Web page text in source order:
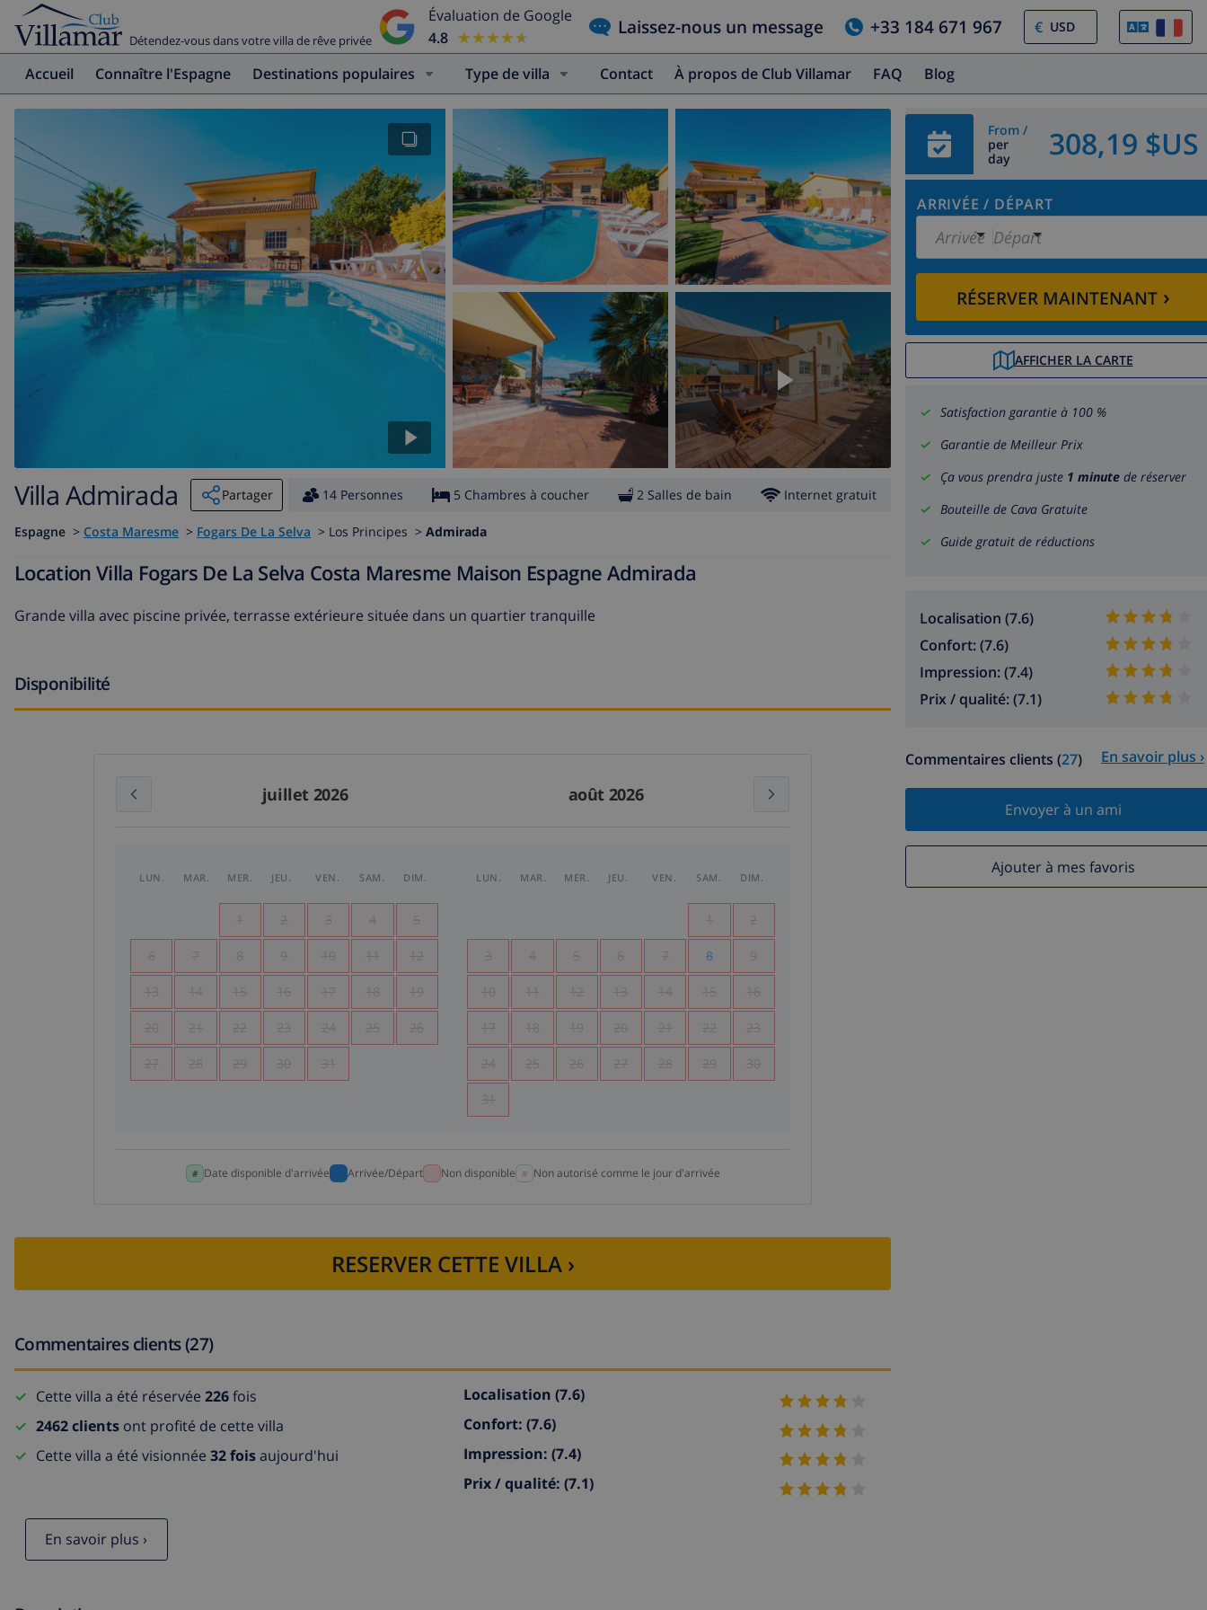
Détendez-vous dans votre villa de rêve privée
Évaluation de Google
4.8 ★★★★★
★★★★★ Laissez-nous un message +33 184 671 967 €
Accueil Connaître l'Espagne Destinations populaires Type de villa Contact À propos de Club Villamar FAQ Blog
From /
per
day
308,19 $US
ARRIVÉE / DÉPART
Arrivée Départ
RÉSERVER MAINTENANT›
AFFICHER LA CARTE
Satisfaction garantie à 100 %
Garantie de Meilleur Prix
Ça vous prendra juste 1 minute de réserver
Bouteille de Cava Gratuite
Guide gratuit de réductions
Localisation (7.6)
Confort: (7.6)
Impression: (7.4)
Prix / qualité: (7.1)
Commentaires clients (27) En savoir plus ›
Envoyer à un ami
Ajouter à mes favoris
Villa Admirada Partager 14 Personnes 5 Chambres à coucher 2 Salles de bain Internet gratuit
Espagne > Costa Maresme > Fogars De La Selva > Los Principes > Admirada
Location Villa Fogars De La Selva Costa Maresme Maison Espagne Admirada
Grande villa avec piscine privée, terrasse extérieure située dans un quartier tranquille
Disponibilité
juillet 2026 août 2026
LUN. MAR. MER. JEU. VEN. SAM. DIM.
1 2 3 4 5
6 7 8 9 10 11 12
13 14 15 16 17 18 19
20 21 22 23 24 25 26
27 28 29 30 31
LUN. MAR. MER. JEU. VEN. SAM. DIM.
1 2
3 4 5 6 7 8 9
10 11 12 13 14 15 16
17 18 19 20 21 22 23
24 25 26 27 28 29 30
31
Date disponible d'arrivée Arrivée/Départ Non disponible Non autorisé comme le jour d'arrivée
RESERVER CETTE VILLA ›
Commentaires clients (27)
Cette villa a été réservée 226fois
2462 clients ont profité de cette villa
Cette villa a été visionnée 32 foisaujourd'hui
Localisation (7.6)
Confort: (7.6)
Impression: (7.4)
Prix / qualité: (7.1)
En savoir plus ›